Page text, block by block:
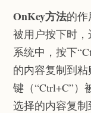
OnKey方法的
被用户按下时
系统中，按下
的内容复制到
键（“Ctrl+C”）
选择的内容复制